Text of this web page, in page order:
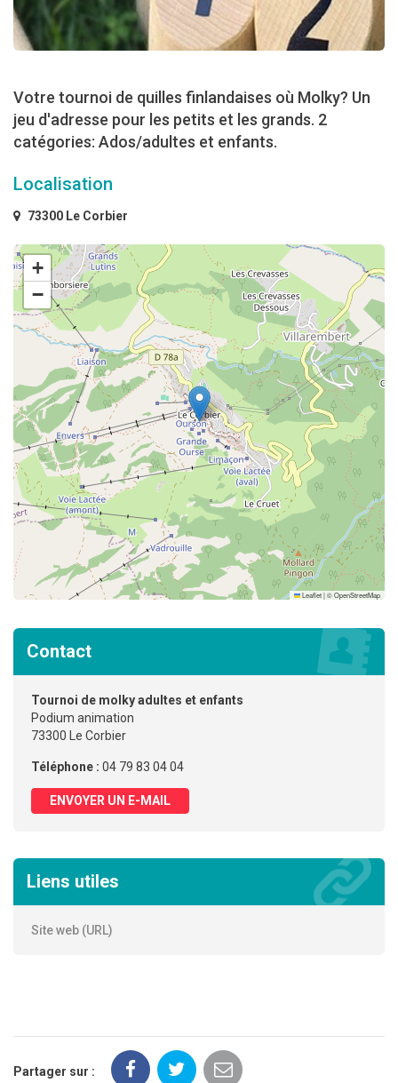
Votre tournoi de quilles finlandaises où Molky? Un
jeu d'adresse pour les petits et les grands. 2
catégories: Ados/adultes et enfants.
Localisation
73300 Le Corbier
+
−
Leaflet|©OpenStreetMap
Contact
Tournoi de molky adultes et enfants
Podium animation
73300 Le Corbier
Téléphone : 04 79 83 04 04
ENVOYER UN E-MAIL
Liens utiles
Site web (URL)
Partager sur :